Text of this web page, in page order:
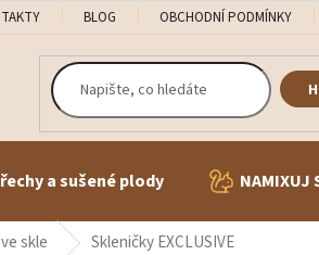
BLOG OBCHODNÍ PODMÍNKY
a sušené plody NAMIXUJ
skle Skleničky EXCLUSIVE